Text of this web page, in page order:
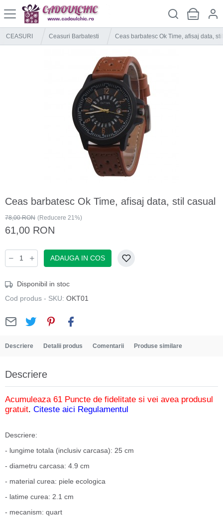
CEASURI Ceasuri Barbatesti Ceas barbatesc Ok Time, afisaj data,
Ceas barbatesc Ok Time, afisaj data, stil casual
78,00 RON (Reducere 21%)
61,00 RON
ADAUGA IN COS
Disponibil in stoc
Cod produs - SKU: OKT01
Descriere Detalii produs Comentarii Produse similare
Descriere
Acumuleaza 61 Puncte de fidelitate si vei avea produsul
gratuit. Citeste aici Regulamentul
Descriere:
- lungime totala (inclusiv carcasa): 25 cm
- diametru carcasa: 4.9 cm
- material curea: piele ecologica
- latime curea: 2.1 cm
- mecanism: quart